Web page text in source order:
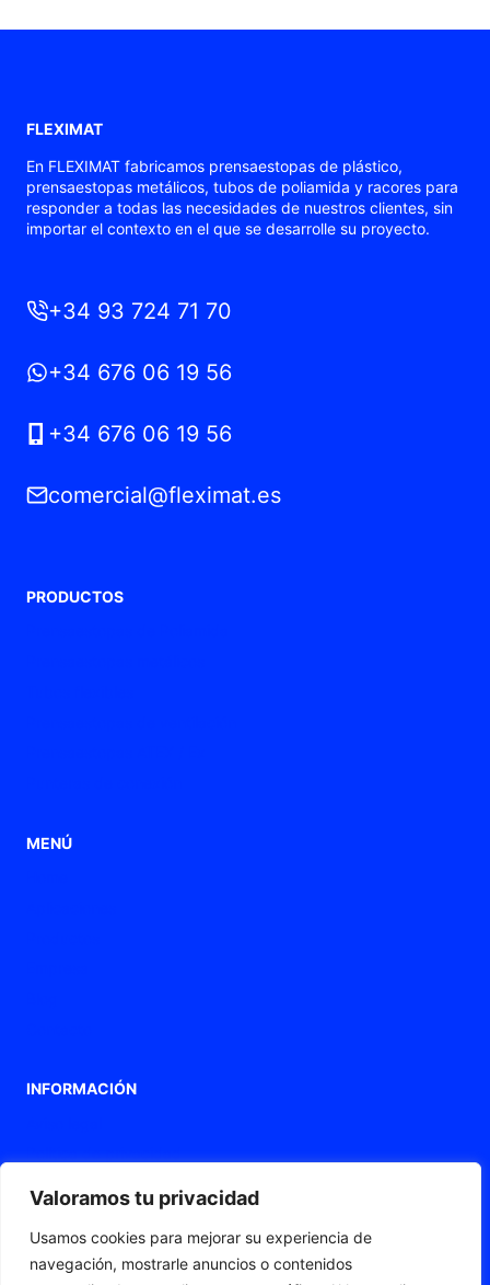
Valoramos tu privacidad
Usamos cookies para mejorar su experiencia de
navegación, mostrarle anuncios o contenidos
FLEXIMAT
En FLEXIMAT fabricamos prensaestopas de plástico,
prensaestopas metálicos, tubos de poliamida y racores para
responder a todas las necesidades de nuestros clientes, sin
importar el contexto en el que se desarrolle su proyecto.
+34 93 724 71 70
+34 676 06 19 56
+34 676 06 19 56
comercial@fleximat.es
PRODUCTOS
MENÚ
INFORMACIÓN
Declaración de accesibilidad
Mapa web